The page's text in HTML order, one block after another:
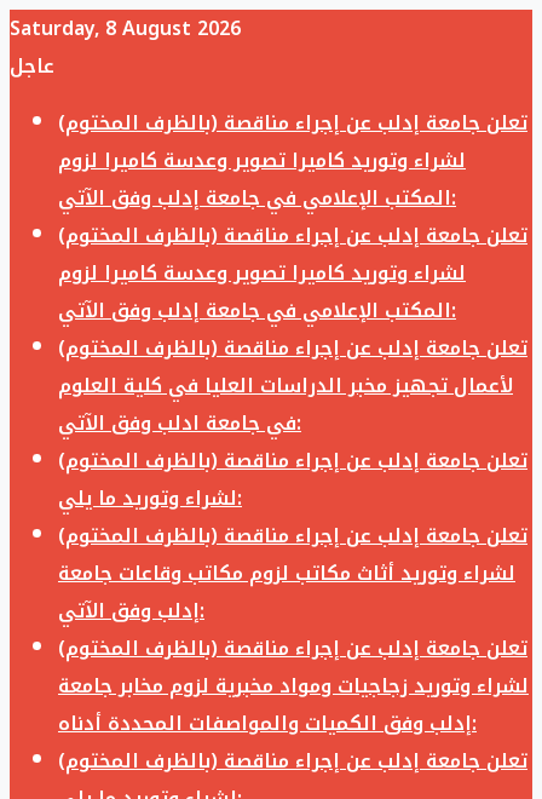
Saturday, 8 August 2026
عاجل
تعلن جامعة إدلب عن إجراء مناقصة (بالظرف المختوم)
لشراء وتوريد كاميرا تصوير وعدسة كاميرا لزوم
المكتب الإعلامي في جامعة إدلب وفق الآتي:
تعلن جامعة إدلب عن إجراء مناقصة (بالظرف المختوم)
لشراء وتوريد كاميرا تصوير وعدسة كاميرا لزوم
المكتب الإعلامي في جامعة إدلب وفق الآتي:
تعلن جامعة إدلب عن إجراء مناقصة (بالظرف المختوم)
لأعمال تجهيز مخبر الدراسات العليا في كلية العلوم
في جامعة ادلب وفق الآتي:
تعلن جامعة إدلب عن إجراء مناقصة (بالظرف المختوم)
لشراء وتوريد ما يلي:
تعلن جامعة إدلب عن إجراء مناقصة (بالظرف المختوم)
لشراء وتوريد أثاث مكاتب لزوم مكاتب وقاعات جامعة
إدلب وفق الآتي:
تعلن جامعة إدلب عن إجراء مناقصة (بالظرف المختوم)
لشراء وتوريد زجاجيات ومواد مخبرية لزوم مخابر جامعة
إدلب وفق الكميات والمواصفات المحددة أدناه:
تعلن جامعة إدلب عن إجراء مناقصة (بالظرف المختوم)